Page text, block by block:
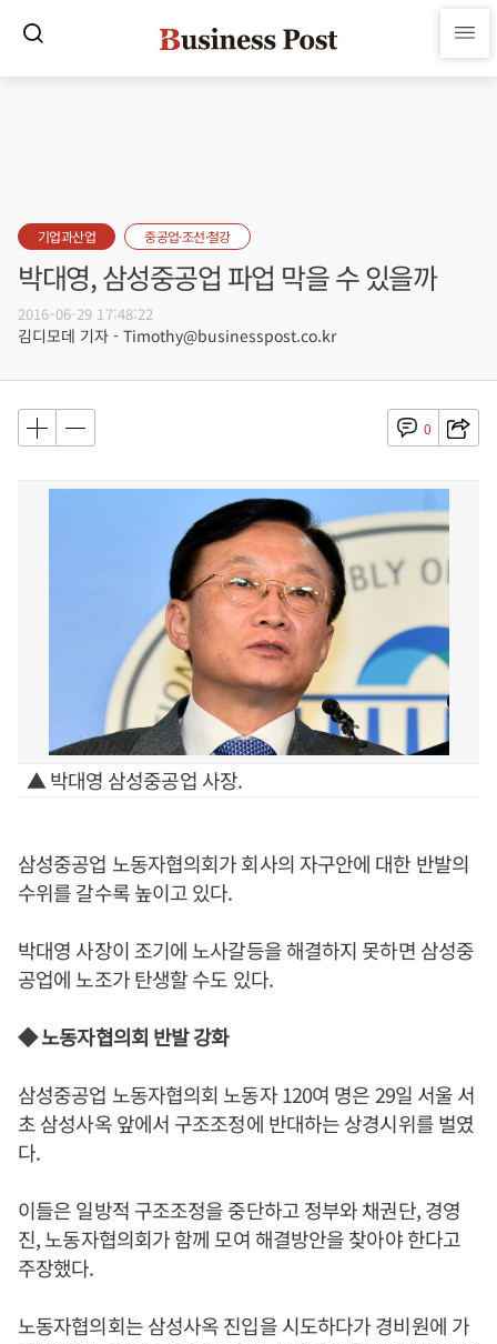
기업과산업 중공업·조선·철강
박대영, 삼성중공업 파업 막을 수 있을까
2016-06-29 17:48:22
김디모데 기자 - Timothy@businesspost.co.kr
0
▲ 박대영 삼성중공업 사장.
삼성중공업 노동자협의회가 회사의 자구안에 대한 반발의
수위를 갈수록 높이고 있다.
박대영 사장이 조기에 노사갈등을 해결하지 못하면 삼성중
공업에 노조가 탄생할 수도 있다.
◆ 노동자협의회 반발 강화
삼성중공업 노동자협의회 노동자 120여 명은 29일 서울 서
초 삼성사옥 앞에서 구조조정에 반대하는 상경시위를 벌였
다.
이들은 일방적 구조조정을 중단하고 정부와 채권단, 경영
진, 노동자협의회가 함께 모여 해결방안을 찾아야 한다고
주장했다.
노동자협의회는 삼성사옥 진입을 시도하다가 경비원에 가